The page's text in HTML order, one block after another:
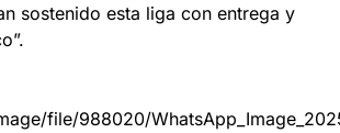
sostenido esta liga con entrega y